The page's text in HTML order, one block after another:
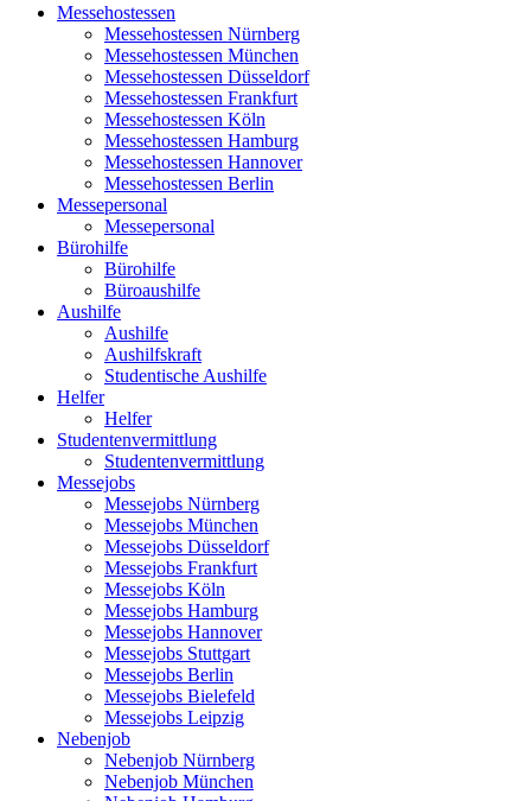
Messehostessen
Messehostessen Nürnberg
Messehostessen München
Messehostessen Düsseldorf
Messehostessen Frankfurt
Messehostessen Köln
Messehostessen Hamburg
Messehostessen Hannover
Messehostessen Berlin
Messepersonal
Messepersonal
Bürohilfe
Bürohilfe
Büroaushilfe
Aushilfe
Aushilfe
Aushilfskraft
Studentische Aushilfe
Helfer
Helfer
Studentenvermittlung
Studentenvermittlung
Messejobs
Messejobs Nürnberg
Messejobs München
Messejobs Düsseldorf
Messejobs Frankfurt
Messejobs Köln
Messejobs Hamburg
Messejobs Hannover
Messejobs Stuttgart
Messejobs Berlin
Messejobs Bielefeld
Messejobs Leipzig
Nebenjob
Nebenjob Nürnberg
Nebenjob München